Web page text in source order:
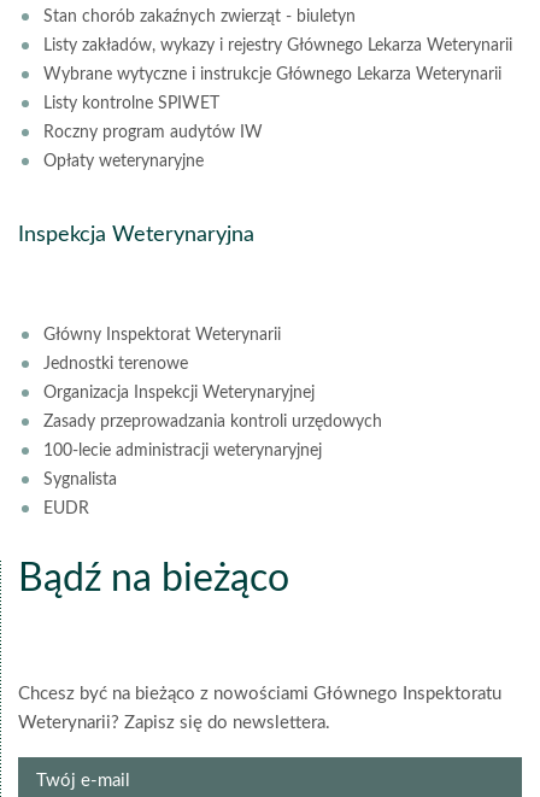
Stan chorób zakaźnych zwierząt - biuletyn
Listy zakładów, wykazy i rejestry Głównego Lekarza Weterynarii
Wybrane wytyczne i instrukcje Głównego Lekarza Weterynarii
Listy kontrolne SPIWET
Roczny program audytów IW
Opłaty weterynaryjne
Inspekcja Weterynaryjna
Główny Inspektorat Weterynarii
Jednostki terenowe
Organizacja Inspekcji Weterynaryjnej
Zasady przeprowadzania kontroli urzędowych
100-lecie administracji weterynaryjnej
Sygnalista
EUDR
Bądź na bieżąco
Chcesz być na bieżąco z nowościami Głównego Inspektoratu
Weterynarii? Zapisz się do newslettera.
Twój